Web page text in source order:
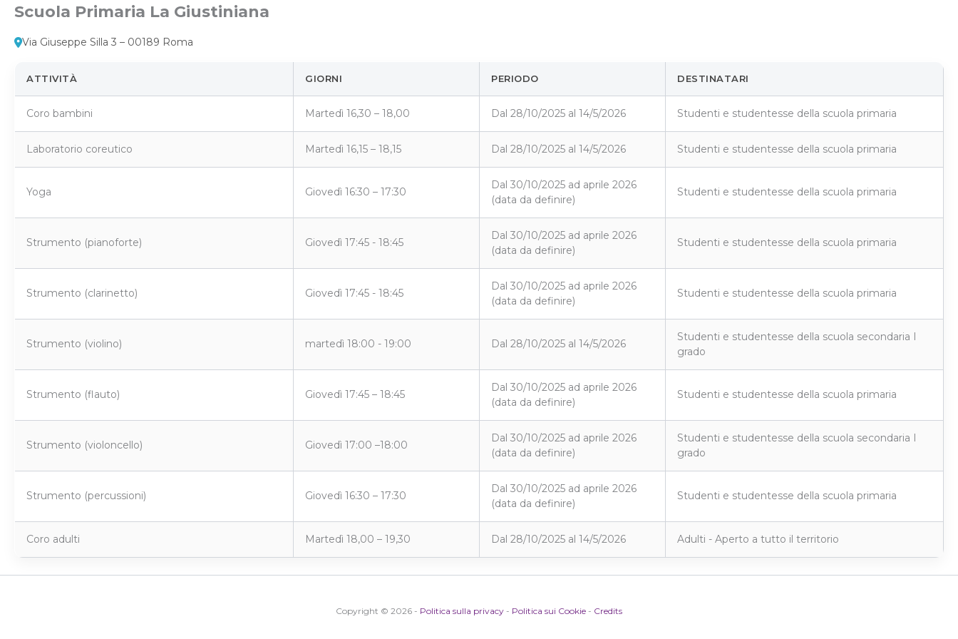
Scuola Primaria La Giustiniana
Via Giuseppe Silla 3 – 00189 Roma
ATTIVITÀ GIORNI PERIODO DESTINATARI
Coro bambini Martedì 16,30 – 18,00 Dal 28/10/2025 al 14/5/2026 Studenti e studentesse della scuola primaria
Laboratorio coreutico Martedì 16,15 – 18,15 Dal 28/10/2025 al 14/5/2026 Studenti e studentesse della scuola primaria
Yoga Giovedì 16:30 – 17:30
Dal 30/10/2025 ad aprile 2026
(data da definire)
Studenti e studentesse della scuola primaria
Strumento (pianoforte) Giovedì 17:45 - 18:45
Dal 30/10/2025 ad aprile 2026
(data da definire)
Studenti e studentesse della scuola primaria
Strumento (clarinetto) Giovedì 17:45 - 18:45
Dal 30/10/2025 ad aprile 2026
(data da definire)
Studenti e studentesse della scuola primaria
Strumento (violino) martedì 18:00 - 19:00 Dal 28/10/2025 al 14/5/2026
Studenti e studentesse della scuola secondaria I
grado
Strumento (flauto) Giovedì 17:45 – 18:45
Dal 30/10/2025 ad aprile 2026
(data da definire)
Studenti e studentesse della scuola primaria
Strumento (violoncello) Giovedì 17:00 –18:00
Dal 30/10/2025 ad aprile 2026
(data da definire)
Studenti e studentesse della scuola secondaria I
grado
Strumento (percussioni) Giovedì 16:30 – 17:30
Dal 30/10/2025 ad aprile 2026
(data da definire)
Studenti e studentesse della scuola primaria
Coro adulti Martedì 18,00 – 19,30 Dal 28/10/2025 al 14/5/2026 Adulti - Aperto a tutto il territorio
Copyright © 2026 - Politica sulla privacy - Politica sui Cookie - Credits